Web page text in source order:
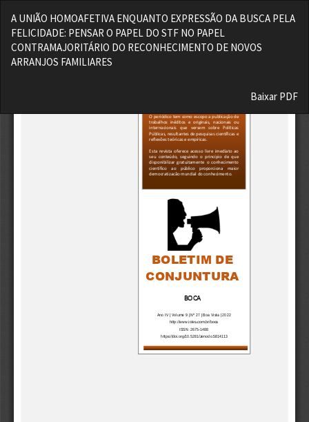
aos
Detalhes
Artigo
A UNIÃO HOMOAFETIVA ENQUANTO EXPRESSÃO DA BUSCA PELA
FELICIDADE: PENSAR O PAPEL DO STF NO PAPEL
CONTRAMAJORITÁRIO DO RECONHECIMENTO DE NOVOS
ARRANJOS FAMILIARES
Baixar
Baixar PDF